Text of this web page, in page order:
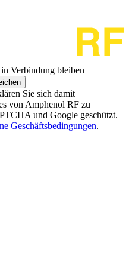
Verbindung bleiben
Sie sich damit
von Amphenol RF zu
und Google geschützt.
Geschäftsbedingungen.